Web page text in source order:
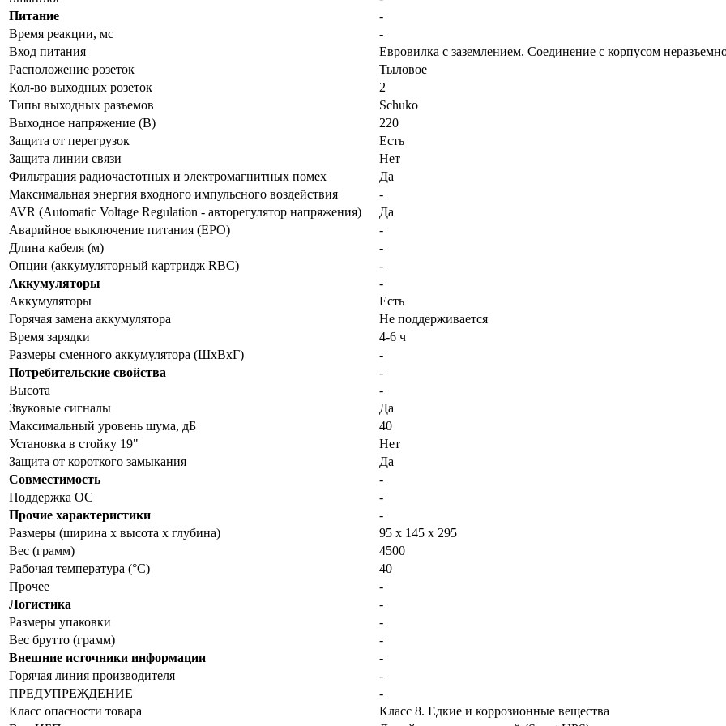
Питание
-
Время реакции, мс
-
Вход питания
Евровилка с заземлением. Соединение с корпусом
Расположение розеток
Тыловое
Кол-во выходных розеток
2
Типы выходных разъемов
Schuko
Выходное напряжение (В)
220
Защита от перегрузок
Есть
Защита линии связи
Нет
Фильтрация радиочастотных и электромагнитных помех
Да
Максимальная энергия входного импульсного воздействия
-
AVR (Automatic Voltage Regulation - авторегулятор напряжения)
Да
Аварийное выключение питания (EPO)
-
Длина кабеля (м)
-
Опции (аккумуляторный картридж RBC)
-
Аккумуляторы
-
Аккумуляторы
Есть
Горячая замена аккумулятора
Не поддерживается
Время зарядки
4-6 ч
Размеры сменного аккумулятора (ШхВхГ)
-
Потребительские свойства
-
Высота
-
Звуковые сигналы
Да
Максимальный уровень шума, дБ
40
Установка в стойку 19"
Нет
Защита от короткого замыкания
Да
Совместимость
-
Поддержка ОС
-
Прочие характеристики
-
Размеры (ширина x высота x глубина)
95 х 145 х 295
Вес (грамм)
4500
Рабочая температура (°C)
40
Прочее
-
Логистика
-
Размеры упаковки
-
Вес брутто (грамм)
-
Внешние источники информации
-
Горячая линия производителя
-
ПРЕДУПРЕЖДЕНИЕ
-
Класс опасности товара
Класс 8. Едкие и коррозионные вещества